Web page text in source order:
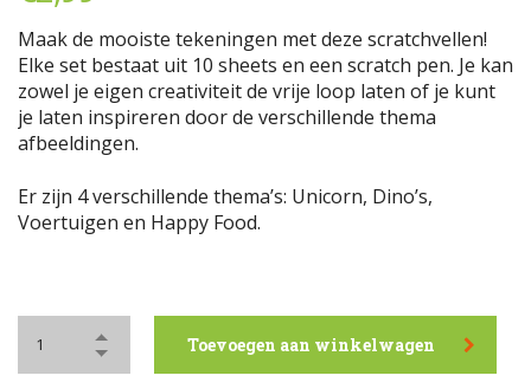
Maak de mooiste tekeningen met deze scratchvellen!
Elke set bestaat uit 10 sheets en een scratch pen. Je kan
zowel je eigen creativiteit de vrije loop laten of je kunt
je laten inspireren door de verschillende thema
afbeeldingen.
Er zijn 4 verschillende thema’s: Unicorn, Dino’s,
Voertuigen en Happy Food.
Toevoegen aan winkelwagen